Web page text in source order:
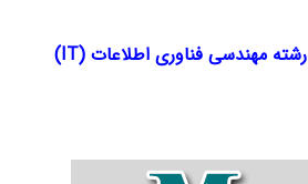
رشته مهندسی فناوری اطلاعات (IT
)